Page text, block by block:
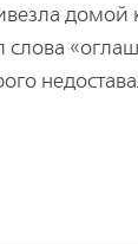
домой